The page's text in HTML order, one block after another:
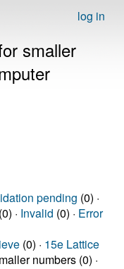
log in
smaller
pending (0) ·
(0) · Invalid (0) · Error
(0) · 15e Lattice
numbers (0) ·